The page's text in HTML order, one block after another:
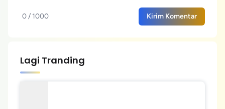
0 / 1000 Kirim Komentar
Lagi Tranding